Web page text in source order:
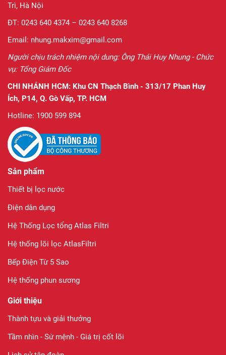
Trì, Hà Nội
ĐT: 0243 640 4374 – 0243 640 8268
Email: nhung.makxim@gmail.com
Người chịu trách nhiệm nội dung: Ông Thái Huy Nhung - Chức
vụ: Tổng Giám Đốc
CHI NHÁNH HCM: Khu CN Thạch Bình - 313/17 Phan Huy
Ích, P14, Q. Gò Vấp, TP. HCM
Hotline: 1900 599 894
Sản phẩm
Thiết bị lọc nước
Điện dân dụng
Hệ Thống Lọc tổng Atlas Filtri
Hệ thống lõi lọc AtlasFiltri
Bếp Điện Từ 5 Sao
Hệ thống phun sương
Giới thiệu
Thành tựu và giải thưởng
Tầm nhìn - Sứ mệnh - Giá trị cốt lõi